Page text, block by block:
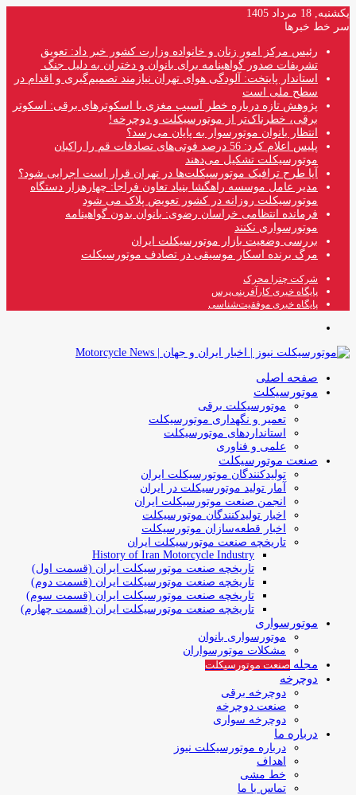
یکشنبه, 18 مرداد 1405
سر خط خبرها
رئیس مرکز امور زنان و خانواده وزارت کشور خبر داد: تعویق
تشریفات صدور گواهینامه برای بانوان و دختران به دلیل جنگ
استاندار پایتخت: آلودگی هوای تهران نیازمند تصمیم‌گیری و اقدام در
سطح ملی است
پژوهش تازه درباره خطر آسیب مغزی با اسکوترهای برقی: اسکوتر
برقی، خطرناک‌تر از موتورسیکلت و دوچرخه!
انتظار بانوان موتورسوار به پایان می‌رسد؟
پلیس اعلام کرد: 56 درصد فوتی‌های تصادفات قم را راکبان
موتورسیکلت تشکیل می‌دهند
آیا طرح ترافیک موتورسیکلت‌ها در تهران قرار است اجرایی شود؟
مدیر عامل موسسه راهگشا بنیاد تعاون فراجا: چهارهزار دستگاه
موتورسیکلت روزانه در کشور تعویض پلاک می شود
فرمانده انتظامی خراسان رضوی: بانوان بدون گواهینامه
موتورسواری نکنند
بررسی وضعیت بازار موتورسیکلت ایران
مرگ برنده اسکار موسیقی در تصادف موتورسیکلت
شرکت چترا محرک
پایگاه خبری کارآفرینی‌پرس
پایگاه خبری موفقیت‌شناسی
صفحه اصلی
موتورسیکلت
موتورسیکلت برقی
تعمیر و نگهداری موتورسیکلت
استانداردهای موتورسیکلت
علمی و فناوری
صنعت موتورسیکلت
تولیدکنندگان موتورسیکلت ایران
آمار تولید موتورسیکلت در ایران
انجمن صنعت موتورسیکلت ایران
اخبار تولیدکنندگان موتورسیکلت
اخبار قطعه‌سازان موتورسیکلت
تاریخچه صنعت موتورسیکلت ایران
History of Iran Motorcycle Industry
تاریخچه صنعت موتورسیکلت ایران (قسمت اول)
تاریخچه صنعت موتورسیکلت ایران (قسمت دوم)
تاریخچه صنعت موتورسیکلت ایران (قسمت سوم)
تاریخچه صنعت موتورسیکلت ایران (قسمت چهارم)
موتورسواری
موتورسواری بانوان
مشکلات موتورسواران
مجله صنعت موتورسیکلت
دوچرخه
دوچرخه برقی
صنعت دوچرخه
دوچرخه سواری
درباره ما
درباره موتورسیکلت نیوز
اهداف
خط مشی
تماس با ما